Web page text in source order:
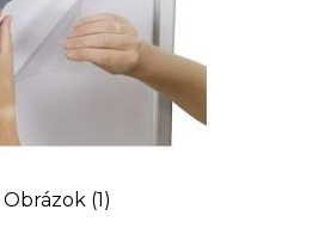
Obrázok (1)